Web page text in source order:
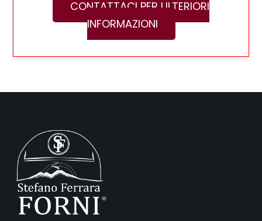
CONTATTACI PER ULTERIORI
INFORMAZIONI